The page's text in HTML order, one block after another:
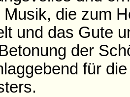
Musik, die zum
und das Gute
der
für